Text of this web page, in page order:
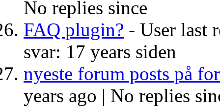
No replies since
FAQ plugin? - User last
svar: 17 years siden
nyeste forum posts på
years ago | No replies